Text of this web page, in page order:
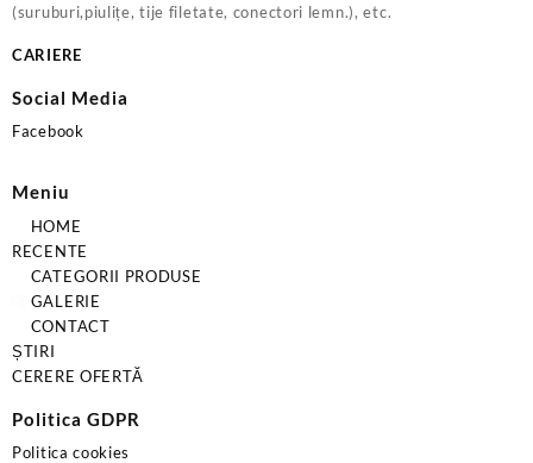
(suruburi,piulițe, tije filetate, conectori lemn.), etc.
CARIERE
Social Media
Facebook
Meniu
HOME
RECENTE
CATEGORII PRODUSE
GALERIE
CONTACT
ȘTIRI
CERERE OFERTĂ
Politica GDPR
Politica cookies